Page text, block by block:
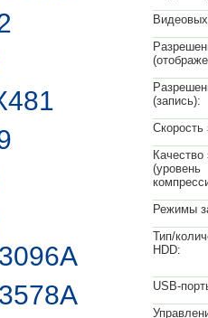
(запись):
Скорость
Качество
(уровень
Режимы
Тип/
HDD:
USB-